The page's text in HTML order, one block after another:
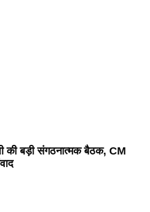
की बड़ी संगठनात्मक बैठक, CM